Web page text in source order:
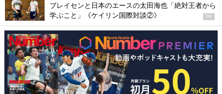
ブレイセンと日本のエースの太田海也「絶対王者から
学ぶこと」《ケイリン国際対談②》
PR